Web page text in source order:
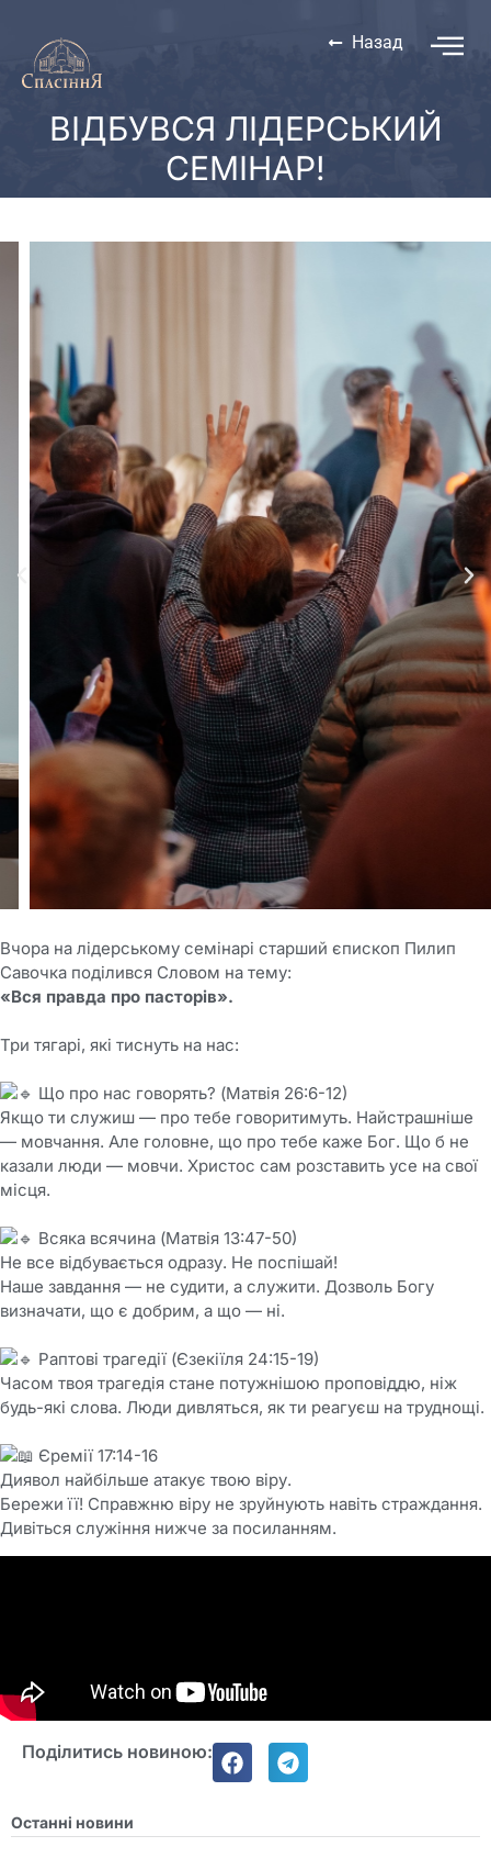
Назад
ВІДБУВСЯ ЛІДЕРСЬКИЙ
СЕМІНАР!
Вчора на лідерському семінарі старший єпископ Пилип
Савочка поділився Словом на тему:
«Вся правда про пасторів».
Три тягарі, які тиснуть на нас:
Що про нас говорять? (Матвія 26:6-12)
Якщо ти служиш — про тебе говоритимуть. Найстрашніше
— мовчання. Але головне, що про тебе каже Бог. Що б не
казали люди — мовчи. Христос сам розставить усе на свої
місця.
Всяка всячина (Матвія 13:47-50)
Не все відбувається одразу. Не поспішай!
Наше завдання — не судити, а служити. Дозволь Богу
визначати, що є добрим, а що — ні.
Раптові трагедії (Єзекіїля 24:15-19)
Часом твоя трагедія стане потужнішою проповіддю, ніж
будь-які слова. Люди дивляться, як ти реагуєш на труднощі.
Єремії 17:14-16
Диявол найбільше атакує твою віру.
Бережи її! Справжню віру не зруйнують навіть страждання.
Дивіться служіння нижче за посиланням.
Поділитись новиною:
Останні новини